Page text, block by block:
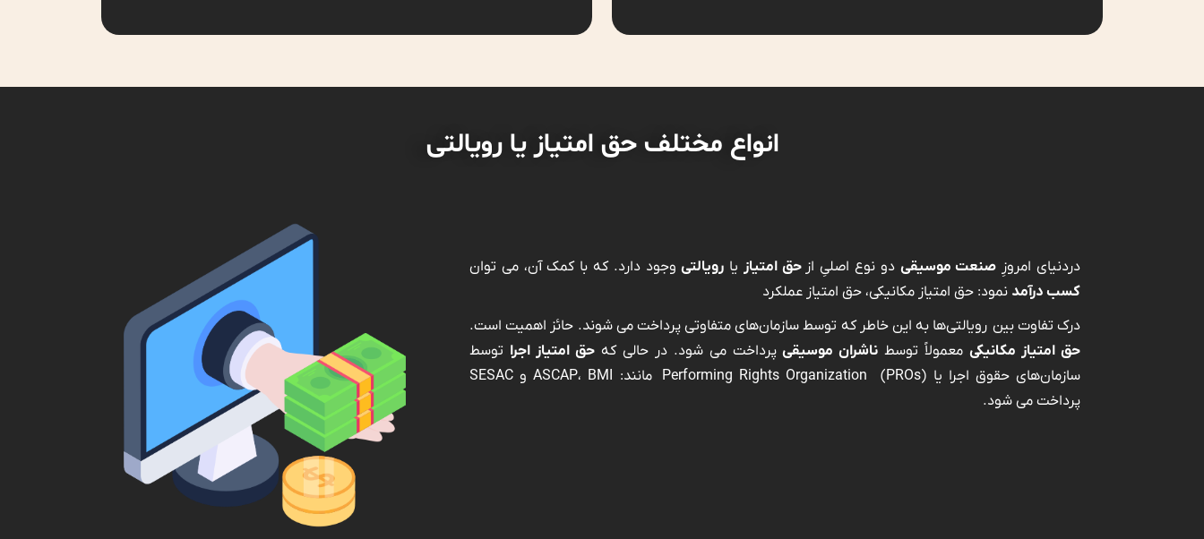
انواع مختلف حق امتیاز یا رویالتی
دردنیای امروزِ صنعت موسیقی دو نوع اصلیِ از حق امتیاز یا رویالتیوجود دارد. که با کمک آن، می توان
کسب درآمد نمود: حق امتیاز مکانیکی، حق امتیاز عملکرد
درک تفاوت بین رویالتی‌ها به این خاطر ‌که توسط سازمان‌های متفاوتی پرداخت می شوند. حائز اهمیت است.
حق امتیاز مکانیکیمعمولاً توسط ناشران موسیقی پرداخت می شود. در حالی که حق امتیاز اجرا توسط
سازمان‌های حقوق اجرا یا Performing Rights Organization (PROs) مانند: ASCAP، BMI و SESAC
پرداخت می شود.